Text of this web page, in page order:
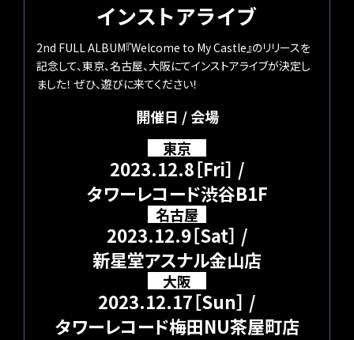
インストアライブ
2nd FULL ALBUM『Welcome to My Castle』のリリースを
記念して、東京、名古屋、大阪にてインストアライブが決定し
ました！ ぜひ、遊びに来てください！
開催日 / 会場
東京
2023.12.8［Fri］ /
タワーレコード渋谷B1F
名古屋
2023.12.9［Sat］ /
新星堂アスナル金山店
大阪
2023.12.17［Sun］ /
タワーレコード梅田NU茶屋町店